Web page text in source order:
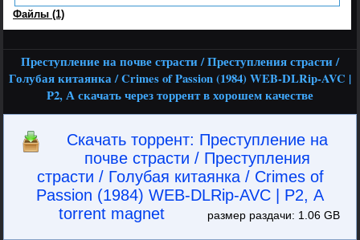
Файлы (1)
Преступление на почве страсти / Преступления страсти /
Голубая китаянка / Crimes of Passion (1984) WEB-DLRip-AVC |
Р2, А скачать через торрент в хорошем качестве
Скачать торрент: Преступление на
почве страсти / Преступления
страсти / Голубая китаянка / Crimes of
Passion (1984) WEB-DLRip-AVC | Р2, А
torrent magnet
размер раздачи: 1.06 GB